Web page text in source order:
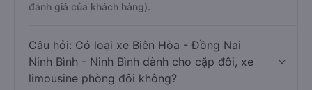
đánh giá của khách hàng).
Câu hỏi: Có loại xe Biên Hòa - Đồng Nai
Ninh Bình - Ninh Bình dành cho cặp đôi, xe
limousine phòng đôi không?